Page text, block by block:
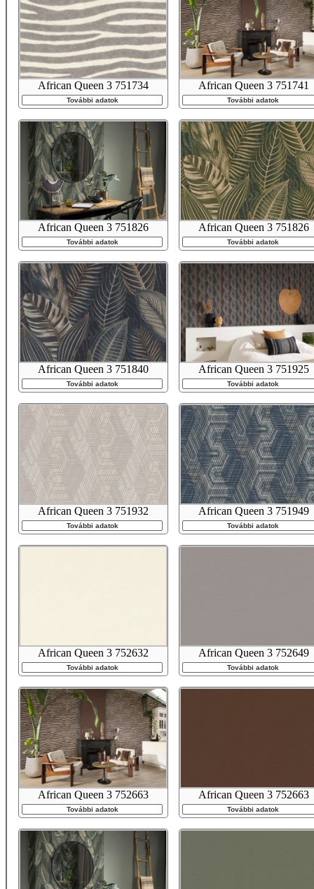
African Queen 3 751734
További adatok
African Queen 3 751741
További adatok
African Queen 3 751826
További adatok
African Queen 3 751826
További adatok
African Queen 3 751840
További adatok
African Queen 3 751925
További adatok
African Queen 3 751932
További adatok
African Queen 3 751949
További adatok
African Queen 3 752632
További adatok
African Queen 3 752649
További adatok
African Queen 3 752663
További adatok
African Queen 3 752663
További adatok